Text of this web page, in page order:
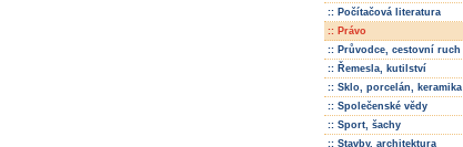
:: Počítačová literatura
:: Právo
:: Průvodce, cestovní ruch
:: Řemesla, kutilství
:: Sklo, porcelán, keramika
:: Společenské vědy
:: Sport, šachy
:: Stavby, architektura